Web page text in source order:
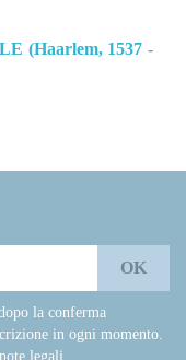
(Haarlem, 1537 -
la conferma
in ogni momento.
legali.